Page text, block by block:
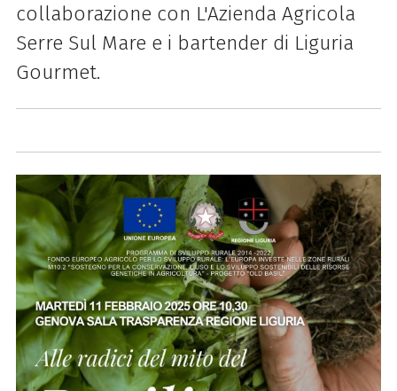
collaborazione con L'Azienda Agricola
Serre Sul Mare e i bartender di Liguria
Gourmet.